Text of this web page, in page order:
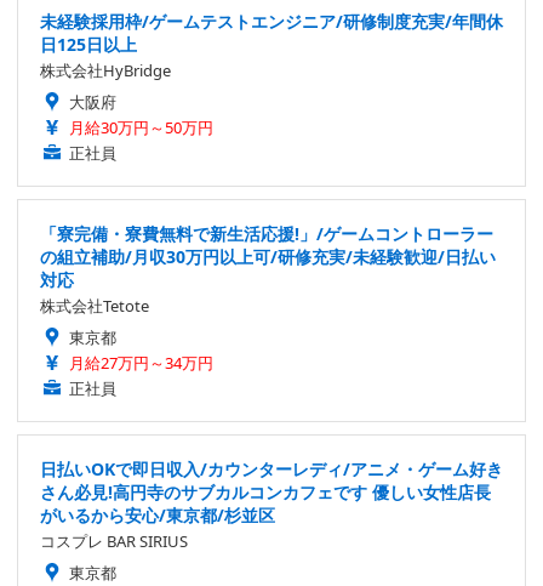
未経験採用枠/ゲームテストエンジニア/研修制度充実/年間休
日125日以上
株式会社HyBridge
大阪府
月給30万円～50万円
正社員
「寮完備・寮費無料で新生活応援!」/ゲームコントローラー
の組立補助/月収30万円以上可/研修充実/未経験歓迎/日払い
対応
株式会社Tetote
東京都
月給27万円～34万円
正社員
日払いOKで即日収入/カウンターレディ/アニメ・ゲーム好き
さん必見!高円寺のサブカルコンカフェです 優しい女性店長
がいるから安心/東京都/杉並区
コスプレ BAR SIRIUS
東京都